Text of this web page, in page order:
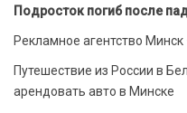
Подросток погиб после
Рекламное агентство
Путешествие из России в
арендовать авто в Минске